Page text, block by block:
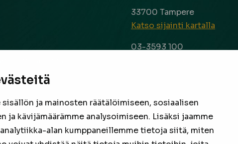
ja mainosten räätälöimiseen, sosiaalisen
ja kävijämäärämme analysoimiseen. Lisäksi jaamme
alan kumppaneillemme tietoja siitä, miten
Oli kyse sitten
laaja ja
ovat
33700 Tampere
Katso sijainti kartalla
03-3593 100
la 9-14
FacebookInstagram